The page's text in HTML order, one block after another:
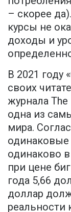
– скорее
курсы не
доходы и
В 2021 году
своих
журнала
одна из
мира.
одинаково
при цене
года 5,66
доллар
реальности